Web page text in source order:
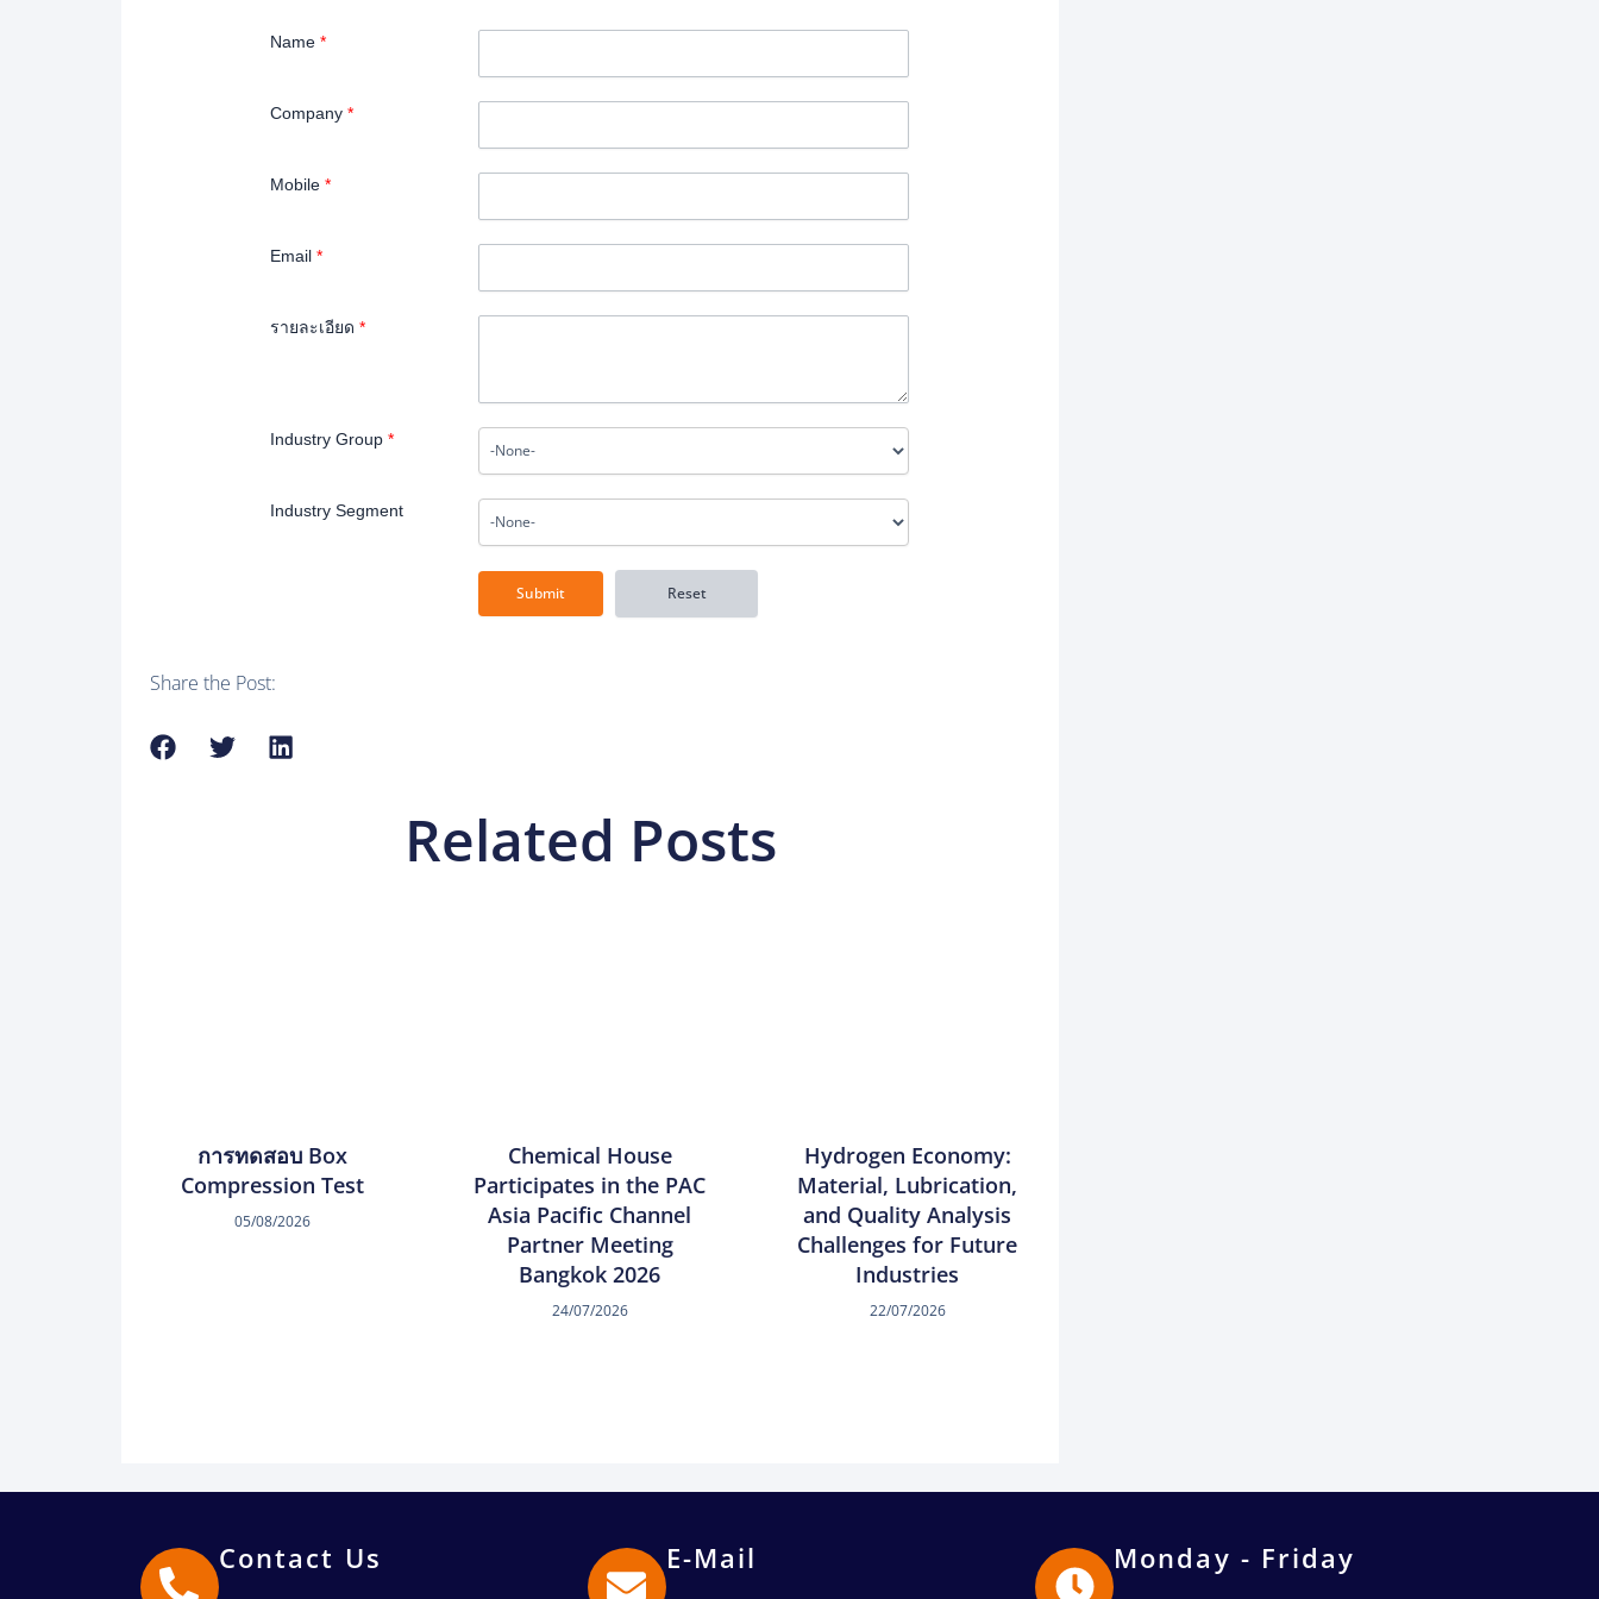
Name *
Company *
Mobile *
Email *
รายละเอียด *
Industry Group *
Industry Segment
Share the Post:
Related Posts
การทดสอบ Box
Compression Test
05/08/2026
Chemical House
Participates in the PAC
Asia Pacific Channel
Partner Meeting
Bangkok 2026
24/07/2026
Hydrogen Economy:
Material, Lubrication,
and Quality Analysis
Challenges for Future
Industries
22/07/2026
Contact Us E-Mail Monday - Friday